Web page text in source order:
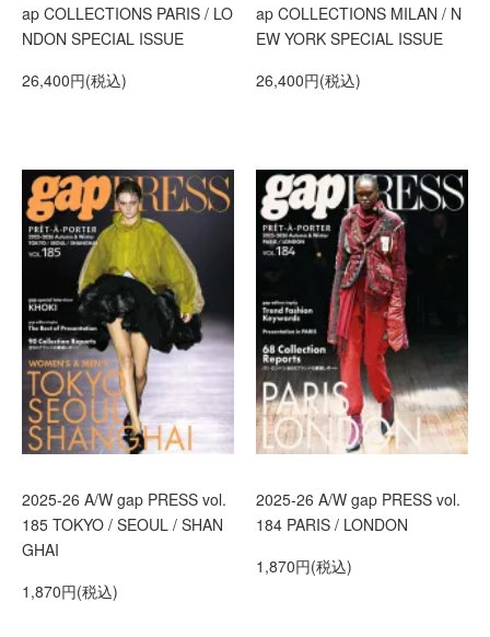
ap COLLECTIONS PARIS / LO
NDON SPECIAL ISSUE
26,400円(税込)
ap COLLECTIONS MILAN / N
EW YORK SPECIAL ISSUE
26,400円(税込)
2025-26 A/W gap PRESS vol.
185 TOKYO / SEOUL / SHAN
GHAI
1,870円(税込)
2025-26 A/W gap PRESS vol.
184 PARIS / LONDON
1,870円(税込)